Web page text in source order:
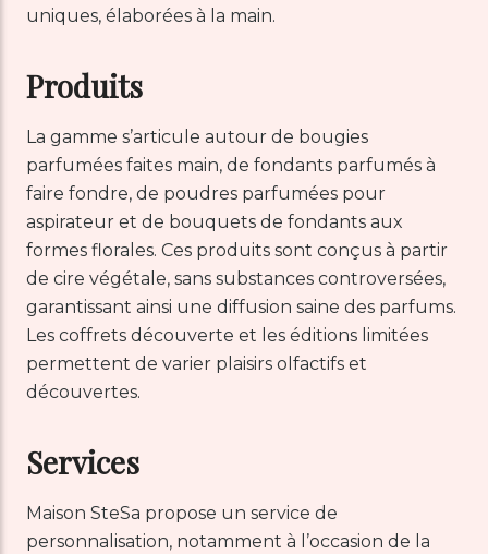
uniques, élaborées à la main.
Produits
La gamme s’articule autour de bougies
parfumées faites main, de fondants parfumés à
faire fondre, de poudres parfumées pour
aspirateur et de bouquets de fondants aux
formes florales. Ces produits sont conçus à partir
de cire végétale, sans substances controversées,
garantissant ainsi une diffusion saine des parfums.
Les coffrets découverte et les éditions limitées
permettent de varier plaisirs olfactifs et
découvertes.
Services
Maison SteSa propose un service de
personnalisation, notamment à l’occasion de la